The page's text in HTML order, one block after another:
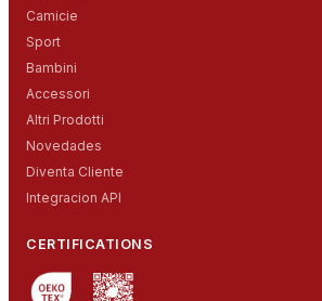
Camicie
Sport
Bambini
Accessori
Altri Prodotti
Novedades
Diventa Cliente
Integracion API
CERTIFICATIONS